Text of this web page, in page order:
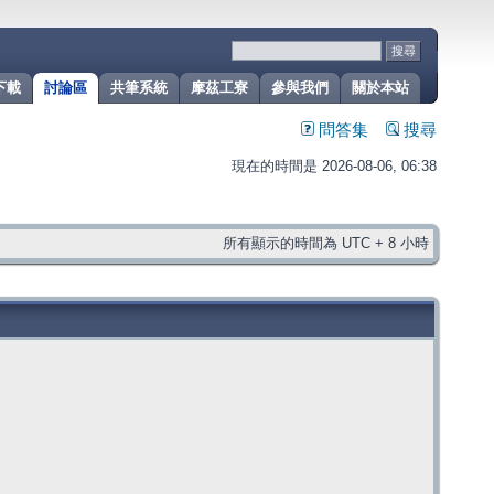
關於本站
參與我們
摩茲工寮
共筆系統
討論區
載
問答集 搜尋
現在的時間是 2026-08-06, 06:38
所有顯示的時間為 UTC + 8 小時